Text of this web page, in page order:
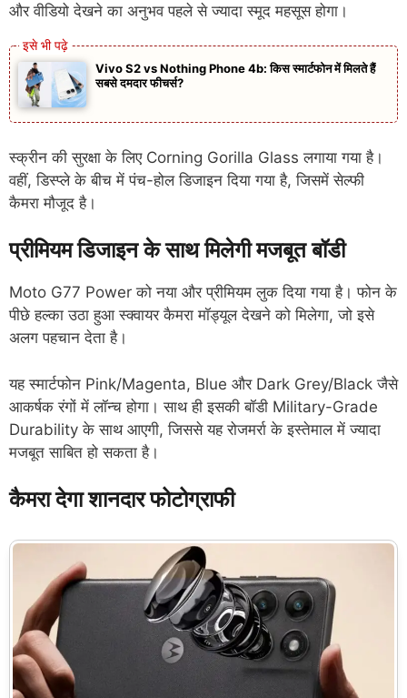
और वीडियो देखने का अनुभव पहले से ज्यादा स्मूद महसूस होगा।
Vivo S2 vs Nothing Phone 4b: किस स्मार्टफोन में मिलते हैं
सबसे दमदार फीचर्स?
स्क्रीन की सुरक्षा के लिए Corning Gorilla Glass लगाया गया है।
वहीं, डिस्प्ले के बीच में पंच-होल डिजाइन दिया गया है, जिसमें सेल्फी
कैमरा मौजूद है।
प्रीमियम डिजाइन के साथ मिलेगी मजबूत बॉडी
Moto G77 Power को नया और प्रीमियम लुक दिया गया है। फोन के
पीछे हल्का उठा हुआ स्क्वायर कैमरा मॉड्यूल देखने को मिलेगा, जो इसे
अलग पहचान देता है।
यह स्मार्टफोन Pink/Magenta, Blue और Dark Grey/Black जैसे
आकर्षक रंगों में लॉन्च होगा। साथ ही इसकी बॉडी Military-Grade
Durability के साथ आएगी, जिससे यह रोजमर्रा के इस्तेमाल में ज्यादा
मजबूत साबित हो सकता है।
कैमरा देगा शानदार फोटोग्राफी